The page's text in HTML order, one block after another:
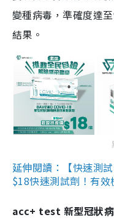
變種病毒，準確度達
結果。
延伸閱讀：【快速測
$18快速測試劑！有
acc+ test 新型冠狀